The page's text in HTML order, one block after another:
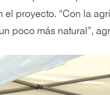
proyecto. “Con la
poco más natural”,